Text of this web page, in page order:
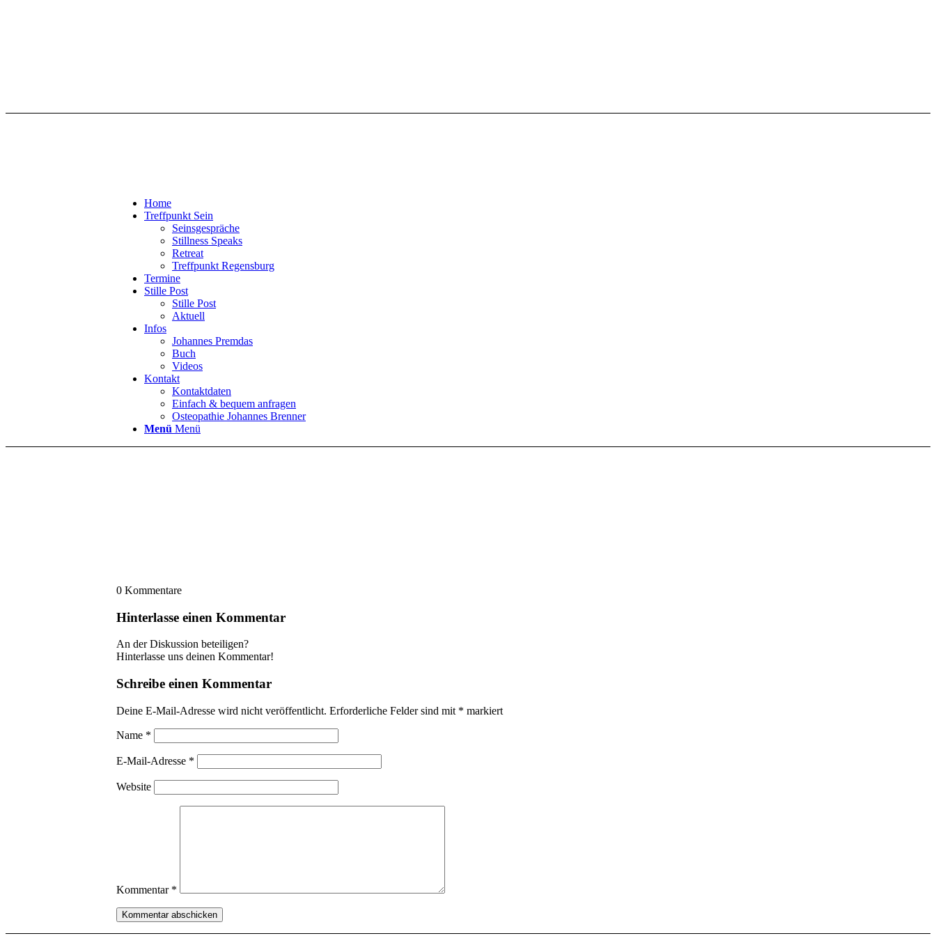
Home
Treffpunkt Sein
Seinsgespräche
Stillness Speaks
Retreat
Treffpunkt Regensburg
Termine
Stille Post
Stille Post
Aktuell
Infos
Johannes Premdas
Buch
Videos
Kontakt
Kontaktdaten
Einfach & bequem anfragen
Osteopathie Johannes Brenner
Menü Menü
0 Kommentare
Hinterlasse einen Kommentar
An der Diskussion beteiligen?
Hinterlasse uns deinen Kommentar!
Schreibe einen Kommentar
Deine E-Mail-Adresse wird nicht veröffentlicht. Erforderliche Felder sind mit * markiert
Name *
E-Mail-Adresse *
Website
Kommentar *